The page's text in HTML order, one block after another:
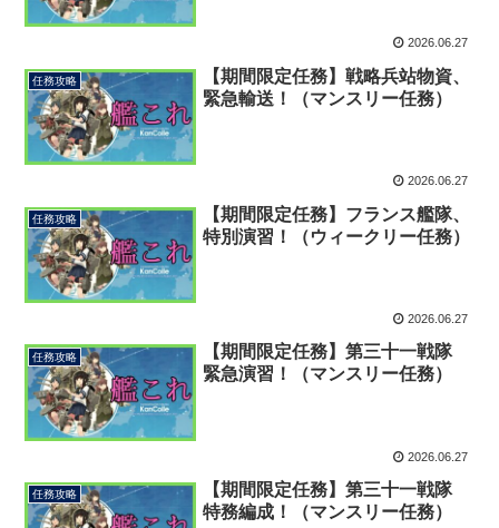
2026.06.27
任務攻略
【期間限定任務】戦略兵站物資、
緊急輸送！（マンスリー任務）
2026.06.27
任務攻略
【期間限定任務】フランス艦隊、
特別演習！（ウィークリー任務）
2026.06.27
任務攻略
【期間限定任務】第三十一戦隊
緊急演習！（マンスリー任務）
2026.06.27
任務攻略
【期間限定任務】第三十一戦隊
特務編成！（マンスリー任務）